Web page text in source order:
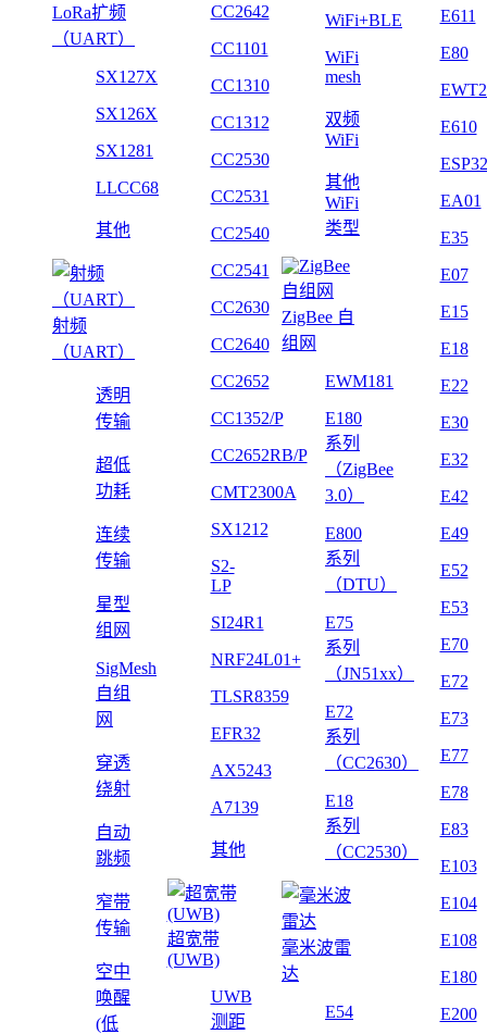
LoRa扩频
（UART）
SX127X
SX126X
SX1281
LLCC68
其他
射频
（UART）
透明
传输
超低
功耗
连续
传输
星型
组网
SigMesh
自组
网
穿透
绕射
自动
跳频
窄带
传输
空中
唤醒
(低
CC2642
CC1101
CC1310
CC1312
CC2530
CC2531
CC2540
CC2541
CC2630
CC2640
CC2652
CC1352/P
CC2652RB/P
CMT2300A
SX1212
S2-
LP
SI24R1
NRF24L01+
TLSR8359
EFR32
AX5243
A7139
其他
超宽带
(UWB)
UWB
测距
WiFi+BLE
WiFi
mesh
双频
WiFi
其他
WiFi
类型
ZigBee 自
组网
EWM181
E180
系列
（ZigBee
3.0）
E800
系列
（DTU）
E75
系列
（JN51xx）
E72
系列
（CC2630）
E18
系列
（CC2530）
毫米波雷
达
E54
E611
E80
E610
ESP32
EA01
E35
E07
E15
E18
E22
E30
E32
E42
E49
E52
E53
E70
E72
E73
E77
E78
E83
E103
E104
E108
E180
E200